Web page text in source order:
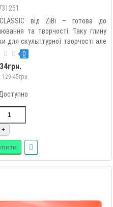
від ZiBi – готова до
та творчості. Таку глину
для скульптурної творчості але
таких як дерево, пластик, картон,
та ліплення..
0
+